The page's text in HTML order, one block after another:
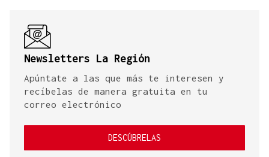
Newsletters La Región
Apúntate a las que más te interesen y
recíbelas de manera gratuita en tu
correo electrónico
DESCÚBRELAS